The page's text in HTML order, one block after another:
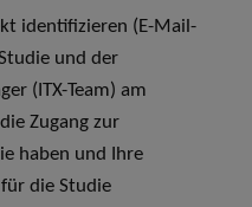
identifizieren (E-Mail-
und der
(ITX-Team) am
Zugang zur
haben und Ihre
die Studie